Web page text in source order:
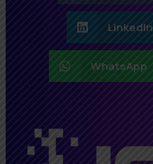
LinkedIn
WhatsApp